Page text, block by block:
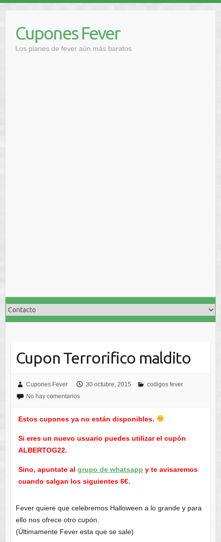
contenidoCupones Fever
Los planes de fever aún más baratos
Cupon Terrorifico maldito
Cupones Fever 30 octubre, 2015
codigos fever
No hay comentarios
Estos cupones ya no están disponibles.
Si eres un nuevo usuario puedes utilizar el cupón
ALBERTOG22.
Sino, apuntate al grupo de whatsapp y te avisaremos
cuando salgan los siguientes 6€.
Fever quiere que celebremos Halloween a lo grande y para
ello nos ofrece otro cupón.
(Últimamente Fever esta que se sale)